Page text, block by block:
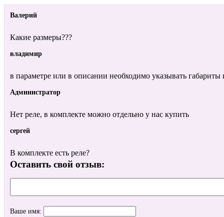
Валерий
Какие размеры???
владимир
в параметре или в описании необходимо указывать габариты
Администратор
Нет реле, в комплекте можно отдельно у нас купить
сергей
В комплекте есть реле?
Оставить свой отзыв:
Ваше имя: